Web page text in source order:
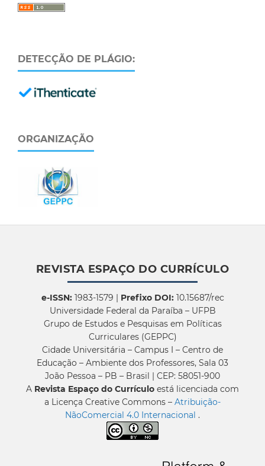
DETECÇÃO DE PLÁGIO:
ORGANIZAÇÃO
REVISTA ESPAÇO DO CURRÍCULO
e-ISSN:1983-1579 | Prefixo DOI:10.15687/rec
Universidade Federal da Paraíba – UFPB
Grupo de Estudos e Pesquisas em Políticas
Curriculares (GEPPC)
Cidade Universitária – Campus I – Centro de
Educação – Ambiente dos Professores, Sala 03
João Pessoa – PB – Brasil | CEP: 58051-900
A Revista Espaço do Currículo está licenciada com
a Licença Creative Commons – Atribuição-
NãoComercial 4.0 Internacional .